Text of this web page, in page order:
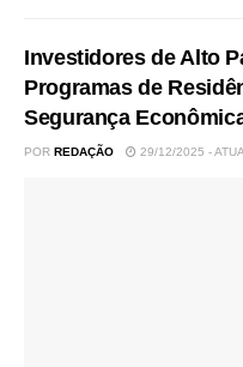
Investidores de Alto
Programas de
Segurança
POR REDAÇÃO 29/12/2025 -